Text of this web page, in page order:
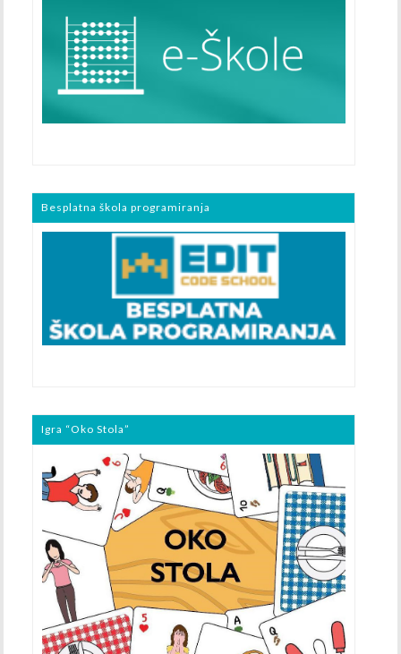
Besplatna škola programiranja
Igra “Oko Stola”